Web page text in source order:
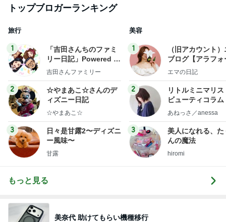
トップブロガーランキング
旅行
1
「吉田さんちのファミ
リー日記」Powered b
y Ameba 吉田さんファ
ログ
吉田さんファミリー
2
☆やまあこ☆さんのデ
ィズニー日記
☆やまあこ☆
3
日々是甘露2〜ディズニ
ー風味〜
甘露
美容
1
（旧アカウント
ブログ【アラフォ
社売却セカンドラ
エマの日記
2
リトルミニマリス
ビューティコラ
little
あねっさ／anessa
3
美人になれる、た
んの魔法
hiromi
もっと見る
美奈代 助けてもらい機種移行